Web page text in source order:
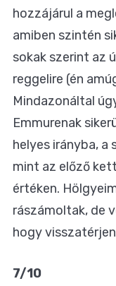
hozzájárul a
amiben szintén
sokak szerint az
reggelire (én
Mindazonáltal
Emmurenak
helyes irányba,
mint az előző
értéken.
rászámoltak, de
hogy
7/10